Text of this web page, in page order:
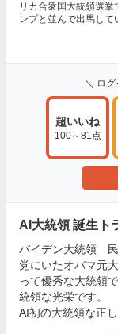
リカ合衆国大統領選
ンプと並んで出馬して
＼ ロ
超いいね
100～81点
AI大統領 誕生ト
バイデン大統領 民
党にいたオバマ元
って優秀な大統領
統領な光栄です。
AI初の大統領な正